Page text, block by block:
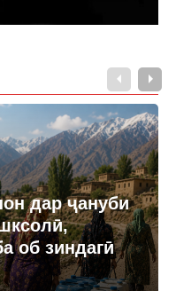
дар ҷануби
об зиндагӣ